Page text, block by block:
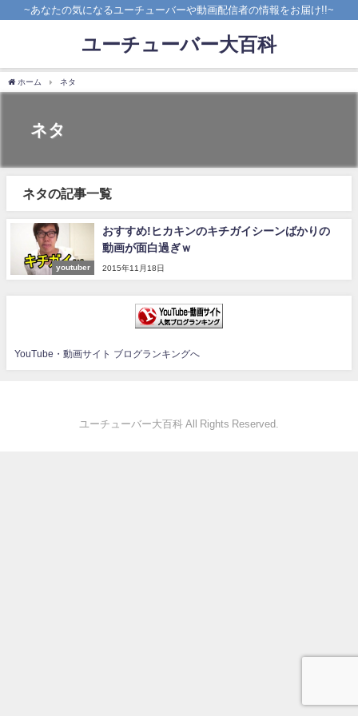
~あなたの気になるユーチューバーや動画配信者の情報をお届け!!~
ユーチューバー大百科
ホーム ネタ
ネタ
ネタの記事一覧
youtuber
おすすめ!ヒカキンのキチガイシーンばかりの
動画が面白過ぎｗ
2015年11月18日
YouTube・動画サイト ブログランキングへ
ユーチューバー大百科 All Rights Reserved.